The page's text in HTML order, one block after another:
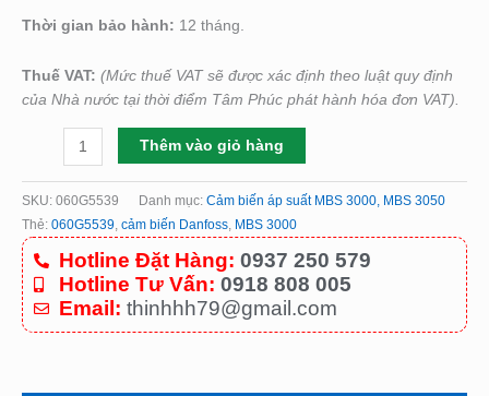
Thời gian bảo hành: 12 tháng.
Thuế VAT: (Mức thuế VAT sẽ được xác định theo luật quy định
của Nhà nước tại thời điểm Tâm Phúc phát hành hóa đơn VAT).
Thêm vào giỏ hàng
SKU: 060G5539 Danh mục: Cảm biến áp suất MBS 3000, MBS 3050
Thẻ: 060G5539, cảm biến Danfoss, MBS 3000
Hotline Đặt Hàng: 0937 250 579
Hotline Tư Vấn: 0918 808 005
Email: thinhhh79@gmail.com